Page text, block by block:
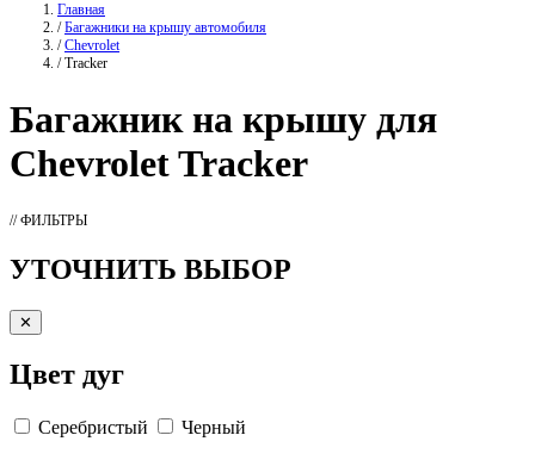
Главная
/ Багажники на крышу автомобиля
/ Chevrolet
/ Tracker
Багажникна крышу для
Chevrolet Tracker
// ФИЛЬТРЫ
УТОЧНИТЬ ВЫБОР
✕
Цвет дуг
Серебристый Черный